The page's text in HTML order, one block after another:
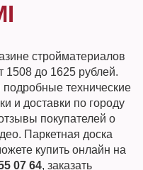
стройматериалов
до 1625 рублей.
технические
и доставки по городу
покупателей о
Паркетная доска
купить онлайн на
07 64, заказать